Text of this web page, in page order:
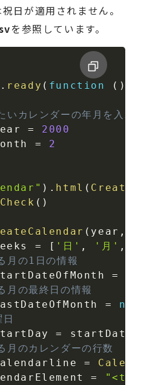
日が適用されません。
を参照しています。
. ready ( function ( )
カレンダーの年月を入れ
=
2000
= 2
) . html (
( )
( year ,
= [ '日' , '月' ,
の1日の情報
=
の最終日の情報
=
new
=
のカレンダーの行数
=
=